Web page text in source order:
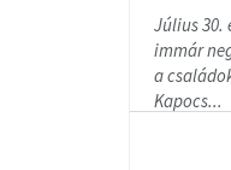
Július 30.
immár
a
Kapocs...